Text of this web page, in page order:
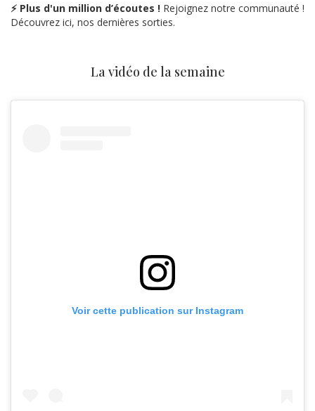
⚡ Plus d'un million d’écoutes ! Rejoignez notre communauté !
Découvrez ici, nos dernières sorties.
La vidéo de la semaine
Voir cette publication sur Instagram